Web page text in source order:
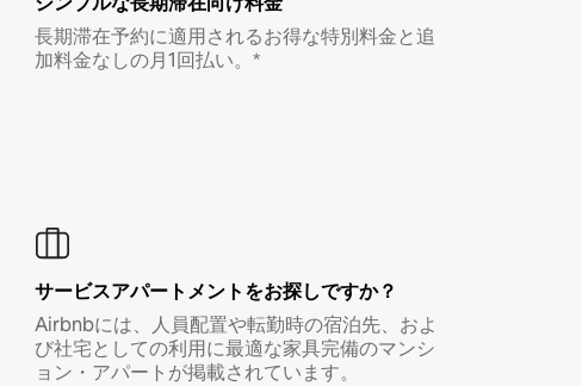
長期滞在予約に適用されるお得な特別料金と追
加料金なしの月1回払い。*
サービスアパートメントをお探しですか？
Airbnbには、人員配置や転勤時の宿泊先、およ
び社宅としての利用に最適な家具完備のマンシ
ョン・アパートが掲載されています。